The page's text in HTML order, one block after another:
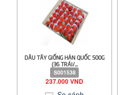
DÂU TÂY GIỐNG HÀN QUỐC 500G
(36 TRÁI/...
S001538
237.000 VND